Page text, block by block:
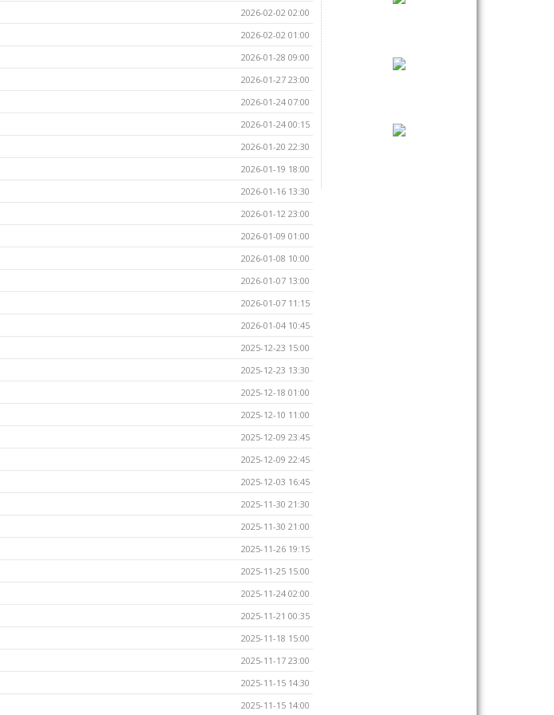
2026-02-02 02:00
2026-02-02 01:00
2026-01-28 09:00
2026-01-27 23:00
2026-01-24 07:00
2026-01-24 00:15
2026-01-20 22:30
2026-01-19 18:00
2026-01-16 13:30
2026-01-12 23:00
2026-01-09 01:00
2026-01-08 10:00
2026-01-07 13:00
2026-01-07 11:15
2026-01-04 10:45
2025-12-23 15:00
2025-12-23 13:30
2025-12-18 01:00
2025-12-10 11:00
2025-12-09 23:45
2025-12-09 22:45
2025-12-03 16:45
2025-11-30 21:30
2025-11-30 21:00
2025-11-26 19:15
2025-11-25 15:00
2025-11-24 02:00
2025-11-21 00:35
2025-11-18 15:00
2025-11-17 23:00
2025-11-15 14:30
2025-11-15 14:00